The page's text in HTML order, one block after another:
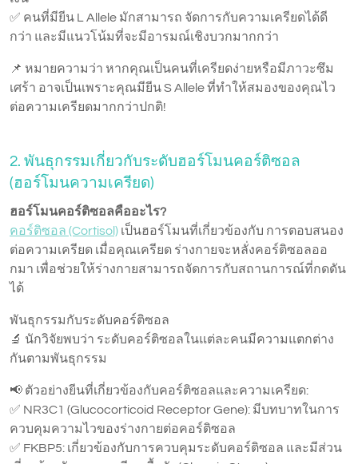
✅ คนที่มียีน L Allele มักสามารถ จัดการกับความเครียดได้ดี
กว่า และมีแนวโน้มที่จะมีอารมณ์เชิงบวกมากกว่า
📌 หมายความว่า หากคุณเป็นคนที่เครียดง่ายหรือมีภาวะซึม
เศร้า อาจเป็นเพราะคุณมียีน S Allele ที่ทำให้สมองของคุณไว
ต่อความเครียดมากกว่าปกติ!
2. พันธุกรรมเกี่ยวกับระดับฮอร์โมนคอร์ติซอล
(ฮอร์โมนความเครียด)
ฮอร์โมนคอร์ติซอลคืออะไร?
คอร์ติซอล (Cortisol) เป็นฮอร์โมนที่เกี่ยวข้องกับ การตอบสนอง
ต่อความเครียด เมื่อคุณเครียด ร่างกายจะหลั่งคอร์ติซอลออ
กมา เพื่อช่วยให้ร่างกายสามารถจัดการกับสถานการณ์ที่กดดัน
ได้
พันธุกรรมกับระดับคอร์ติซอล
🔬 นักวิจัยพบว่า ระดับคอร์ติซอลในแต่ละคนมีความแตกต่าง
กันตามพันธุกรรม
📢 ตัวอย่างยีนที่เกี่ยวข้องกับคอร์ติซอลและความเครียด:
✅ NR3C1 (Glucocorticoid Receptor Gene): มีบทบาทในการ
ควบคุมความไวของร่างกายต่อคอร์ติซอล
✅ FKBP5: เกี่ยวข้องกับการควบคุมระดับคอร์ติซอล และมีส่วน